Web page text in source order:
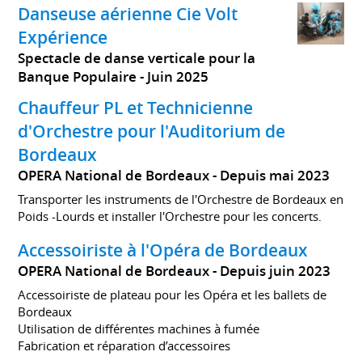
Danseuse aérienne Cie Volt
Expérience
Spectacle de danse verticale pour la
Banque Populaire
Juin 2025
Chauffeur PL et Technicienne
d'Orchestre pour l'Auditorium de
Bordeaux
OPERA National de Bordeaux Depuis mai 2023
Transporter les instruments de l'Orchestre de Bordeaux en
Poids -Lourds et installer l'Orchestre pour les concerts.
Accessoiriste à l'Opéra de Bordeaux
OPERA National de Bordeaux Depuis juin 2023
Accessoiriste de plateau pour les Opéra et les ballets de
Bordeaux
Utilisation de différentes machines à fumée
Fabrication et réparation d’accessoires